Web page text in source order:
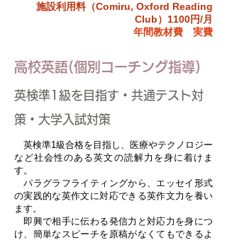
施設利用料（Comiru, Oxford Reading
Club）1100円/月
​年間教材費 実費
高校英語(個別コーチング指導)
英検準1級を目指す・共通テスト対
策・大学入試対策
英検準1級合格を目指し、医療やテクノロジー
など社会性のある英文の読解力を身に着けま
す。
パラグラフライティングから、エッセイ形式
の実践的な英作文に対応できる英作文力を養い
ます。
即興で相手に伝わる発信力と対応力を身につ
け、簡単なスピーチを原稿がなくてもできるよ